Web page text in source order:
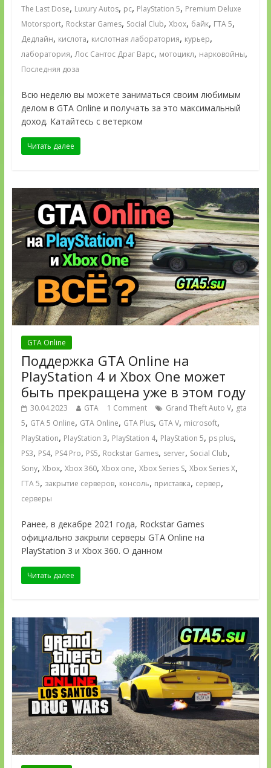
The Last Dose, Luxury Autos, pc, PlayStation 5, Premium Deluxe
Motorsport, Rockstar Games, Social Club, Xbox, байк, ГТА 5,
Дедлайн, кислота, кислотная лаборатория, курьер,
лаборатория,Лос Сантос Драг Варс, мотоцикл, нарковойны,
Последняя доза
Всю неделю вы можете заниматься своим любимым
делом в GTA Online и получать за это максимальный
доход. Катайтесь с ветерком
Читать далее
GTA Online
Поддержка GTA Online на
PlayStation 4 и Xbox One может
быть прекращена уже в этом году
30.04.2023 GTA 1 Comment Grand Theft Auto V, gta
5, GTA 5 Online, GTA Online, GTA Plus, GTA V, microsoft,
PlayStation, PlayStation 3, PlayStation 4, PlayStation 5, ps plus,
PS3, PS4, PS4 Pro, PS5, Rockstar Games, server, Social Club,
Sony, Xbox, Xbox 360, Xbox one, Xbox Series S, Xbox Series X,
ГТА 5, закрытие серверов, консоль, приставка, сервер,
серверы
Ранее, в декабре 2021 года, Rockstar Games
официально закрыли серверы GTA Online на
PlayStation 3 и Xbox 360. О данном
Читать далее